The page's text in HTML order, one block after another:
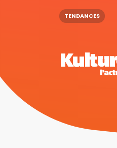
TENDANCES